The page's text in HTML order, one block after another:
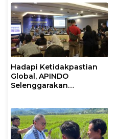
Hadapi Ketidakpastian
Global, APINDO
Selenggarakan
Ketahanan Ekonomi
Nasional